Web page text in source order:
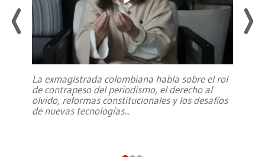
La exmagistrada colombiana habla sobre el rol
de contrapeso del periodismo, el derecho al
olvido, reformas constitucionales y los desafíos
de nuevas tecnologías...